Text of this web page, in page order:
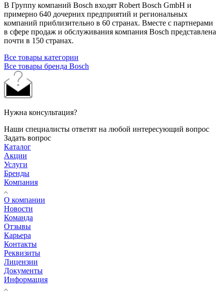
В Группу компаний Bosch входят Robert Bosch GmbH и
примерно 640 дочерних предприятий и региональных
компаний приблизительно в 60 странах. Вместе с партнерами
в сфере продаж и обслуживания компания Bosch представлена
почти в 150 странах.
Все товары категории
Все товары бренда Bosch
Нужна консультация?
Наши специалисты ответят на любой интересующий вопрос
Задать вопрос
Каталог
Акции
Услуги
Бренды
Компания
О компании
Новости
Команда
Отзывы
Карьера
Контакты
Реквизиты
Лицензии
Документы
Информация